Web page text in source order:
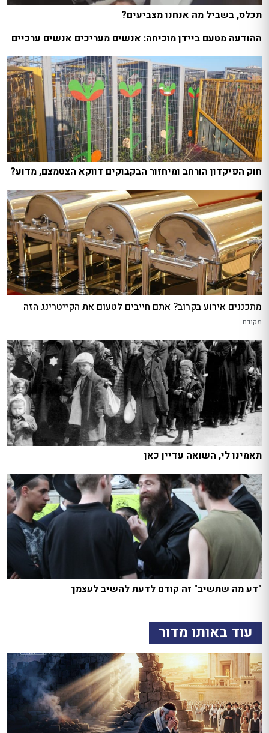
תכלס, בשביל מה אנחנו מצביעים?
ההודעה מטעם ביידן מוכיחה: אנשים מעריכים אנשים ערכיים
חוק הפיקדון הורחב ומיחזור הבקבוקים דווקא הצטמצם, מדוע?
מתכננים אירוע בקרוב? אתם חייבים לטעום את הקייטרינג הזה
מקודם
תאמינו לי, השואה עדיין כאן
"דע מה שתשיב" זה קודם לדעת להשיב לעצמך
עוד באותו מדור